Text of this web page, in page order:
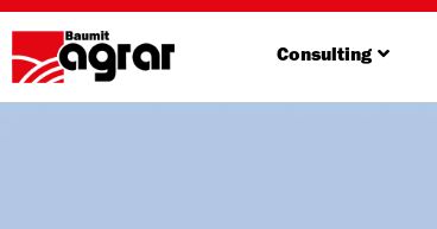
Consulting